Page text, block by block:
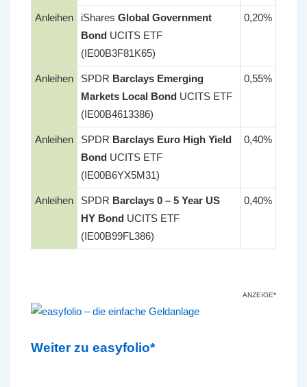
Anleihen iShares Global Government
Bond UCITS ETF
(IE00B3F81K65)
0,20%
Anleihen SPDR Barclays Emerging
Markets Local Bond UCITS ETF
(IE00B4613386)
0,55%
Anleihen SPDR Barclays Euro High Yield
Bond UCITS ETF
(IE00B6YX5M31)
0,40%
Anleihen SPDR Barclays 0 – 5 Year US
HY Bond UCITS ETF
(IE00B99FL386)
0,40%
ANZEIGE*
Weiter zu easyfolio*